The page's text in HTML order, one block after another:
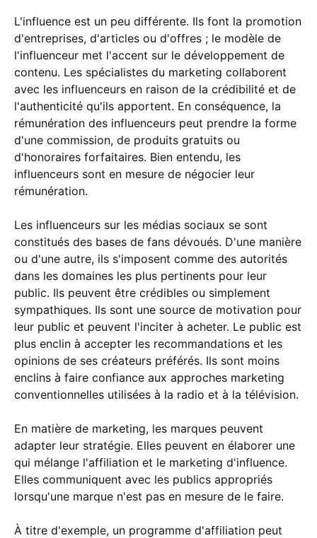
L'influence est un peu différente. Ils font la promotion
d'entreprises, d'articles ou d'offres ; le modèle de
l'influenceur met l'accent sur le développement de
contenu. Les spécialistes du marketing collaborent
avec les influenceurs en raison de la crédibilité et de
l'authenticité qu'ils apportent. En conséquence, la
rémunération des influenceurs peut prendre la forme
d'une commission, de produits gratuits ou
d'honoraires forfaitaires. Bien entendu, les
influenceurs sont en mesure de négocier leur
rémunération.
Les influenceurs sur les médias sociaux se sont
constitués des bases de fans dévoués. D'une manière
ou d'une autre, ils s'imposent comme des autorités
dans les domaines les plus pertinents pour leur
public. Ils peuvent être crédibles ou simplement
sympathiques. Ils sont une source de motivation pour
leur public et peuvent l'inciter à acheter. Le public est
plus enclin à accepter les recommandations et les
opinions de ses créateurs préférés. Ils sont moins
enclins à faire confiance aux approches marketing
conventionnelles utilisées à la radio et à la télévision.
En matière de marketing, les marques peuvent
adapter leur stratégie. Elles peuvent en élaborer une
qui mélange l'affiliation et le marketing d'influence.
Elles communiquent avec les publics appropriés
lorsqu'une marque n'est pas en mesure de le faire.
À titre d'exemple, un programme d'affiliation peut